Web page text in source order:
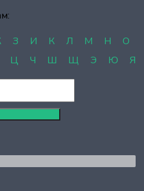
З И К Л М Н
О
Ц Ч Ш Щ Э Ю Я